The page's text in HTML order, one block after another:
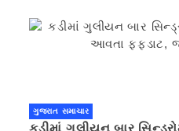
ગુજરાત સમાચાર